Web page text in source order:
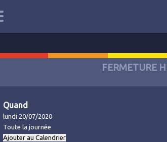
FERMETURE
Quand
lundi 20/07/2020
Toute la journée
Ajouter au Calendrier